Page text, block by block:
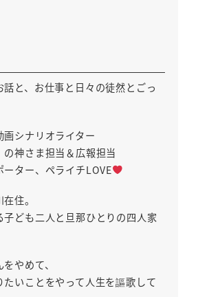
と、お仕事と日々の徒然とごっ
シナリオライター
の神さま担当＆広報担当
ーター、ペライチLOVE
住。
子ども二人と旦那ひとりの四人家
やめて、
たいことをやって人生を謳歌して